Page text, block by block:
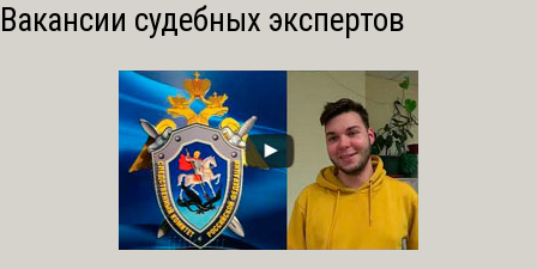
Вакансии судебных экспертов